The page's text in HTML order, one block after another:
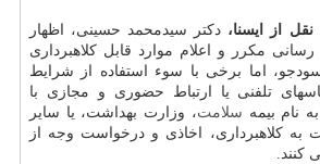
از ایسنا، دكتر سیدمحمد حسینی، اظهار
رسانی مكرر و اعلام موارد قابل كلاهبرداری
اما برخی با سوء استفاده از شرایط
تلفنی یا ارتباط حضوری و مجازی با
نام بیمه سلامت، وزارت بهداشت، یا سایر
به كلاهبرداری، اخاذی و درخواست وجه از
كنند.